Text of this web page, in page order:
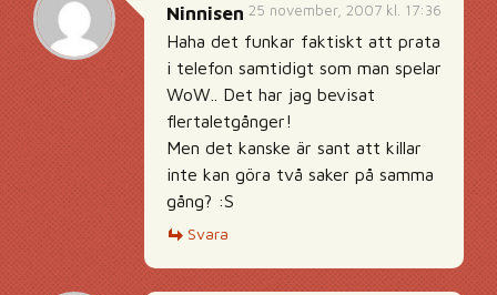
25 november, 2007 kl. 17:36
Ninnisen
Haha det funkar faktiskt att prata
i telefon samtidigt som man spelar
WoW.. Det har jag bevisat
flertaletgånger!
Men det kanske är sant att killar
inte kan göra två saker på samma
gång? :S
Svara